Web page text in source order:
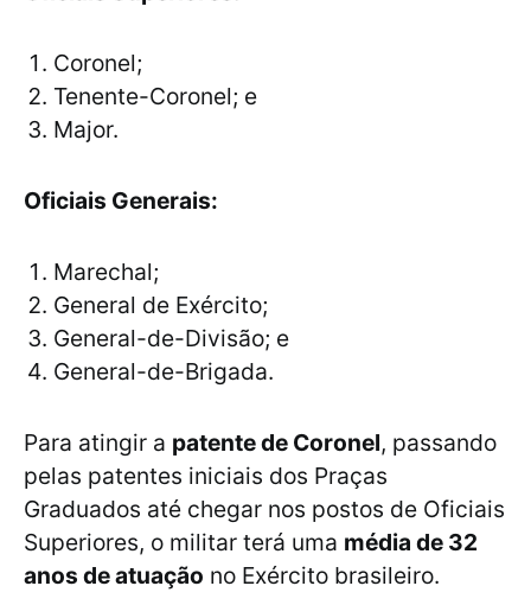
Coronel;
Tenente-Coronel; e
Major.
Oficiais Generais:
Marechal;
General de Exército;
General-de-Divisão; e
General-de-Brigada.
Para atingir a patente de Coronel, passando
pelas patentes iniciais dos Praças
Graduados até chegar nos postos de Oficiais
Superiores, o militar terá uma média de 32
anos de atuação no Exército brasileiro.